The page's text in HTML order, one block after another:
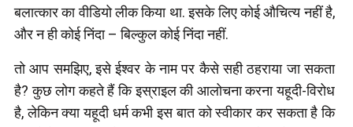
बलात्कार का वीडियो लीक किया था. इसके लिए कोई औचित्य नहीं है,
और न ही कोई निंदा – बिल्कुल कोई निंदा नहीं.
तो आप समझिए, इसे ईश्वर के नाम पर कैसे सही ठहराया जा सकता
है? कुछ लोग कहते हैं कि इस्राइल की आलोचना करना यहूदी-विरोध
है, लेकिन क्या यहूदी धर्म कभी इस बात को स्वीकार कर सकता है कि